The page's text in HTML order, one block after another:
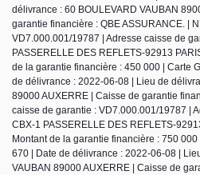
délivrance : 60 BOULEVARD VAUBAN
garantie financière : QBE ASSURANCE. |
VD7.000.001/19787 | Adresse caisse de
PASSERELLE DES REFLETS-92913
de la garantie financière : 450 000 | Carte
de délivrance : 2022-06-08 | Lieu de
89000 AUXERRE | Caisse de garantie
caisse de garantie : VD7.000.001/19787 |
CBX-1 PASSERELLE DES REFLETS-
Montant de la garantie financière : 750
670 | Date de délivrance : 2022-06-08 |
VAUBAN 89000 AUXERRE | Caisse de